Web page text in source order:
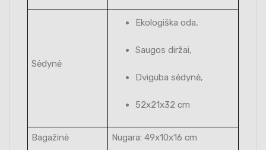
Sėdynė
Ekologiška oda,
Saugos diržai,
Dviguba sėdynė,
52x21x32 cm
Bagažinė Nugara: 49x10x16 cm